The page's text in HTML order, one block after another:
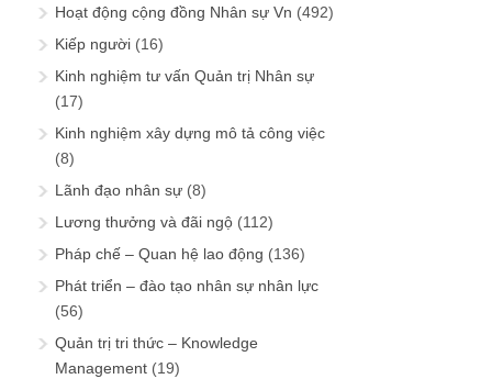
Hoạt động cộng đồng Nhân sự Vn (492)
Kiếp người (16)
Kinh nghiệm tư vấn Quản trị Nhân sự
(17)
Kinh nghiệm xây dựng mô tả công việc
(8)
Lãnh đạo nhân sự (8)
Lương thưởng và đãi ngộ (112)
Pháp chế – Quan hệ lao động (136)
Phát triển – đào tạo nhân sự nhân lực
(56)
Quản trị tri thức – Knowledge
Management (19)